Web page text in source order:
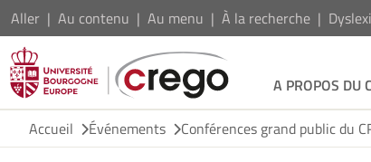
Aller Au contenu Au menu À la recherche
A PROPOS DU
Accueil
Événements Conférences grand public du